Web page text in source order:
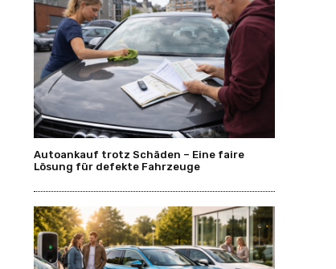
Autoankauf trotz Schäden – Eine faire
Lösung für defekte Fahrzeuge